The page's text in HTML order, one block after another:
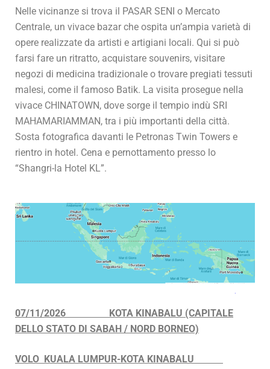
Nelle vicinanze si trova il PASAR SENI o Mercato
Centrale, un vivace bazar che ospita un’ampia varietà di
opere realizzate da artisti e artigiani locali. Qui si può
farsi fare un ritratto, acquistare souvenirs, visitare
negozi di medicina tradizionale o trovare pregiati tessuti
malesi, come il famoso Batik. La visita prosegue nella
vivace CHINATOWN, dove sorge il tempio indù SRI
MAHAMARIAMMAN, tra i più importanti della città.
Sosta fotografica davanti le Petronas Twin Towers e
rientro in hotel. Cena e pernottamento presso lo
“Shangri-la Hotel KL”.
07/11/2026 KOTA KINABALU (CAPITALE
DELLO STATO DI SABAH / NORD BORNEO)
VOLO KUALA LUMPUR-KOTA KINABALU